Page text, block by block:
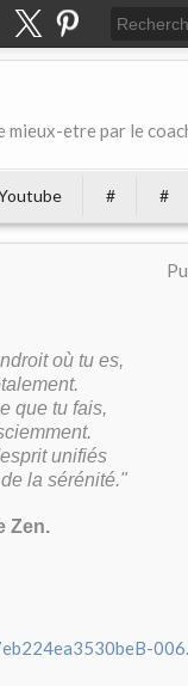
etre par le
# #
où tu es,
que tu fais,
unifiés
la sérénité."
Zen.